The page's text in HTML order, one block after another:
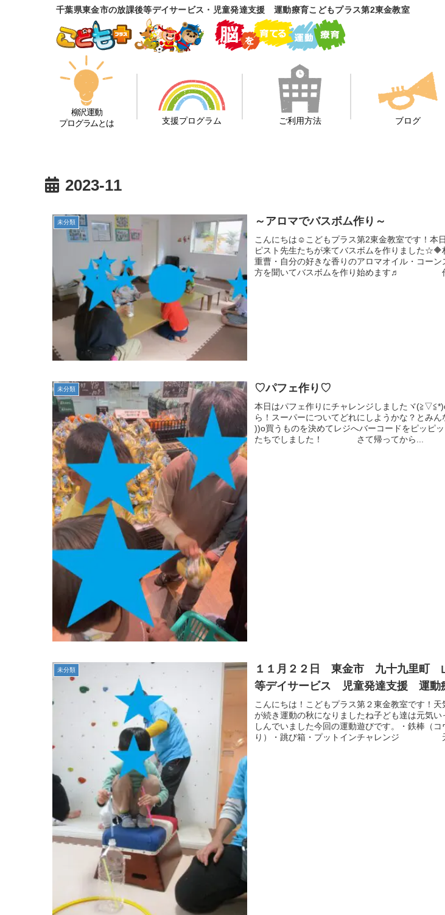
千葉県東金市の放課後等デイサービス・児童発達支援 運動療育こどもプラス第2東金教室
柳沢運動
プログラムとは
支援プログラム ご利用方法 ブログ
2023-11
未分類 ～アロマでバスボム作り～
こんにちは☺こどもプラス第2東金教室です！本
ピスト先生たちが来てバスボムを作りました☆🔶
重曹・自分の好きな香りのアロマオイル・コーン
方を聞いてバスボムを作り始めます♬ 作
未分類 ♡パフェ作り♡
本日はパフェ作りにチャレンジしましたヾ
ら！スーパーについてどれにしようかな？とみ
))o買うものを決めてレジへバーコードをピッピ
たちでしました！ さて帰ってから...
未分類
１１月２２日 東金市 九十九里町
等デイサービス 児童発達支援 運
こんにちは！こどもプラス第２東金教室です！天
が続き運動の秋になりましたね子ども達は元気い
しんでいました今回の運動遊びです。・鉄棒（コ
り）・跳び箱・プットインチャレンジ 天